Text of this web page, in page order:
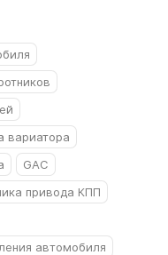
вариатора
GAC
привода КПП
автомобиля